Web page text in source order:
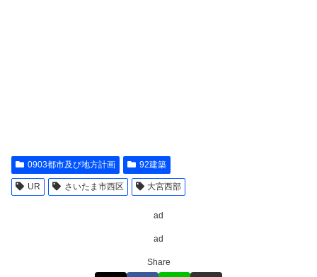
0903都市及び地方計画 92建築
UR さいたま市西区 大宮西部
ad
ad
Share